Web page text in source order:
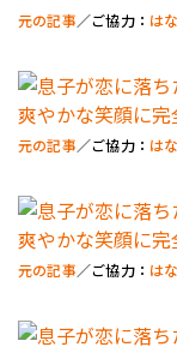
元の記事／ご協力： は
元の記事／ご協力： は
元の記事／ご協力： は